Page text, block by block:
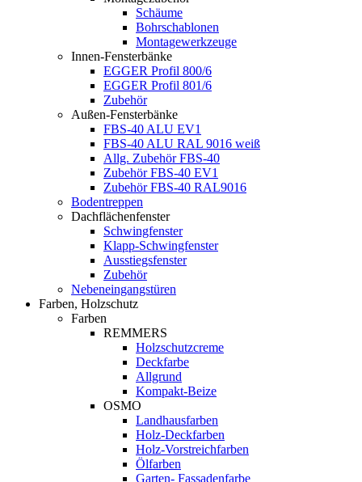
Schäume
Bohrschablonen
Montagewerkzeuge
Innen-Fensterbänke
EGGER Profil 800/6
EGGER Profil 801/6
Zubehör
Außen-Fensterbänke
FBS-40 ALU EV1
FBS-40 ALU RAL 9016 weiß
Allg. Zubehör FBS-40
Zubehör FBS-40 EV1
Zubehör FBS-40 RAL9016
Bodentreppen
Dachflächenfenster
Schwingfenster
Klapp-Schwingfenster
Ausstiegsfenster
Zubehör
Nebeneingangstüren
Farben, Holzschutz
Farben
REMMERS
Holzschutzcreme
Deckfarbe
Allgrund
Kompakt-Beize
OSMO
Landhausfarben
Holz-Deckfarben
Holz-Vorstreichfarben
Ölfarben
Garten- Fassadenfarbe